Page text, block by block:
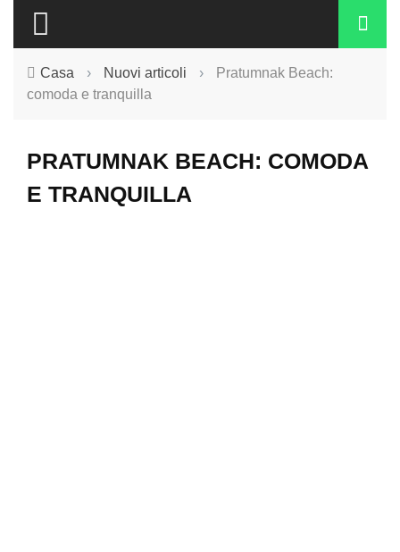
Casa › Nuovi articoli ›
Pratumnak Beach:
comoda e tranquilla
PRATUMNAK BEACH: COMODA
E TRANQUILLA